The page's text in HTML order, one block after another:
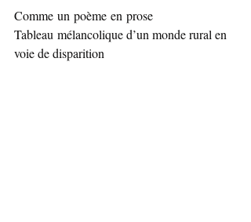
Comme un poème en prose
Tableau mélancolique d’un monde rural en
voie de disparition